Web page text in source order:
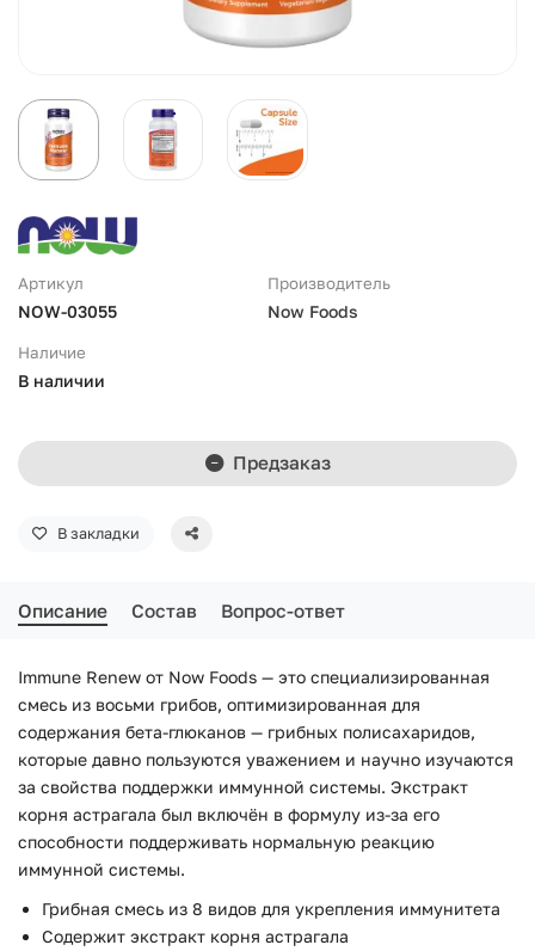
Артикул
NOW-03055
Производитель
Now Foods
Наличие
В наличии
Предзаказ
В закладки
Описание Состав Вопрос-ответ
Immune Renew от Now Foods — это специализированная
смесь из восьми грибов, оптимизированная для
содержания бета-глюканов — грибных полисахаридов,
которые давно пользуются уважением и научно изучаются
за свойства поддержки иммунной системы. Экстракт
корня астрагала был включён в формулу из-за его
способности поддерживать нормальную реакцию
иммунной системы.
Грибная смесь из 8 видов для укрепления иммунитета
Содержит экстракт корня астрагала